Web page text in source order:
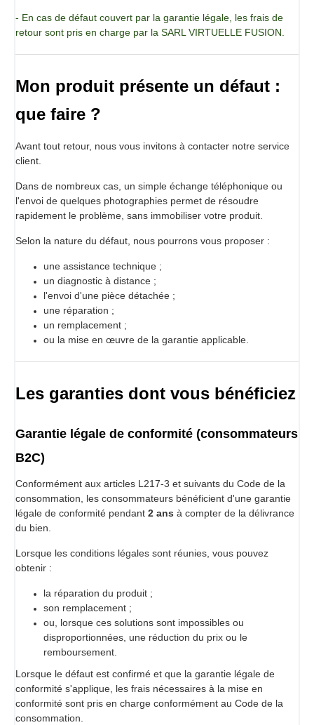
- En cas de défaut couvert par la garantie légale, les frais de
retour sont pris en charge par la SARL VIRTUELLE FUSION.
Mon produit présente un défaut :
que faire ?
Avant tout retour, nous vous invitons à contacter notre service
client.
Dans de nombreux cas, un simple échange téléphonique ou
l'envoi de quelques photographies permet de résoudre
rapidement le problème, sans immobiliser votre produit.
Selon la nature du défaut, nous pourrons vous proposer :
une assistance technique ;
un diagnostic à distance ;
l'envoi d'une pièce détachée ;
une réparation ;
un remplacement ;
ou la mise en œuvre de la garantie applicable.
Les garanties dont vous bénéficiez
Garantie légale de conformité (consommateurs
B2C)
Conformément aux articles L217-3 et suivants du Code de la
consommation, les consommateurs bénéficient d'une garantie
légale de conformité pendant 2 ans à compter de la délivrance
du bien.
Lorsque les conditions légales sont réunies, vous pouvez
obtenir :
la réparation du produit ;
son remplacement ;
ou, lorsque ces solutions sont impossibles ou
disproportionnées, une réduction du prix ou le
remboursement.
Lorsque le défaut est confirmé et que la garantie légale de
conformité s'applique, les frais nécessaires à la mise en
conformité sont pris en charge conformément au Code de la
consommation.